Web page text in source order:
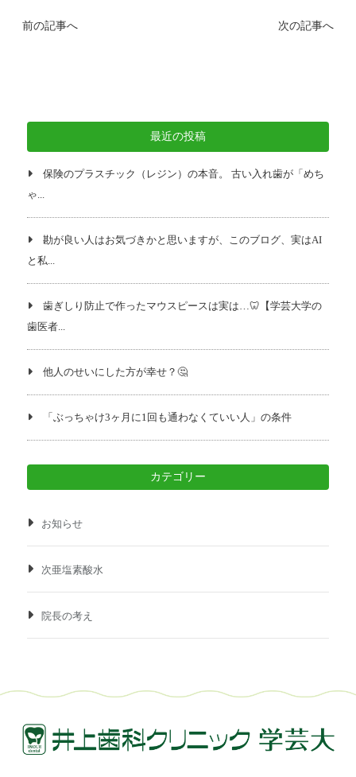
前の記事へ 次の記事へ
最近の投稿
保険のプラスチック（レジン）の本音。 古い入れ歯が「めち
ゃ...
勘が良い人はお気づきかと思いますが、このブログ、実はAI
と私...
歯ぎしり防止で作ったマウスピースは実は…🦷【学芸大学の
歯医者...
他人のせいにした方が幸せ？🤔
「ぶっちゃけ3ヶ月に1回も通わなくていい人」の条件
カテゴリー
お知らせ
次亜塩素酸水
院長の考え